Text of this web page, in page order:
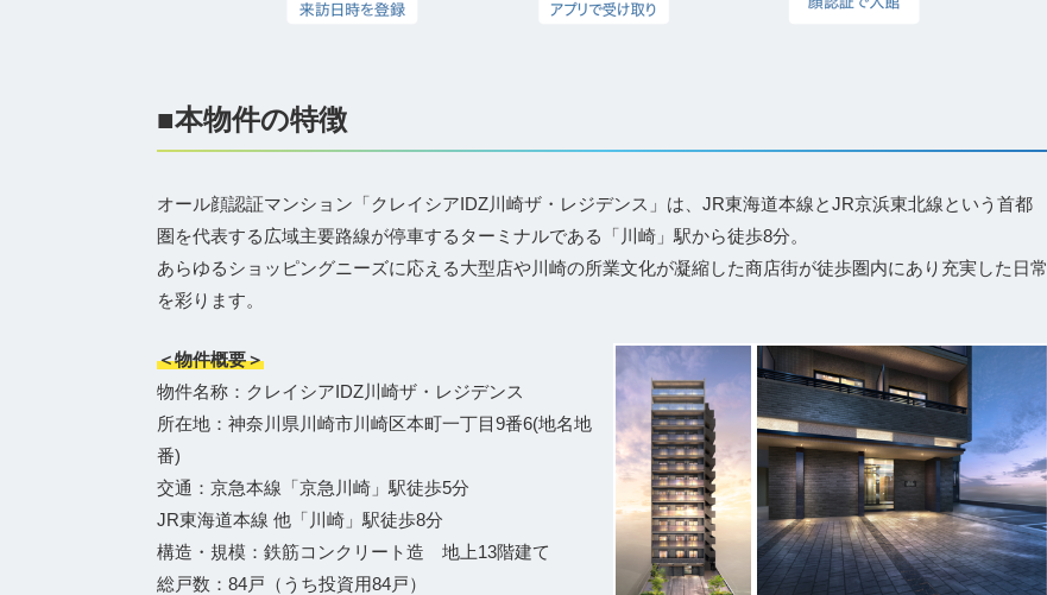
■本物件の特徴
オール顔認証マンション「クレイシアIDZ川崎ザ・レジデンス」は、JR東海道本線とJR京浜東北線という首都
圏を代表する広域主要路線が停車するターミナルである「川崎」駅から徒歩8分。
あらゆるショッピングニーズに応える大型店や川崎の所業文化が凝縮した商店街が徒歩圏内にあり充実した日常
を彩ります。
＜物件概要＞
物件名称：クレイシアIDZ川崎ザ・レジデンス
所在地：神奈川県川崎市川崎区本町一丁目9番6(地名地
番)
交通：京急本線「京急川崎」駅徒歩5分
JR東海道本線 他「川崎」駅徒歩8分
構造・規模：鉄筋コンクリート造 地上13階建て
総戸数：84戸（うち投資用84戸）